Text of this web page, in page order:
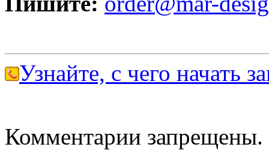
Узнайте, с чего начать
Комментарии запрещены.